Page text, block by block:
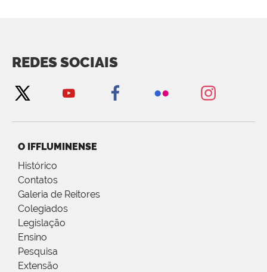
REDES SOCIAIS
O IFFLUMINENSE
Histórico
Contatos
Galeria de Reitores
Colegiados
Legislação
Ensino
Pesquisa
Extensão